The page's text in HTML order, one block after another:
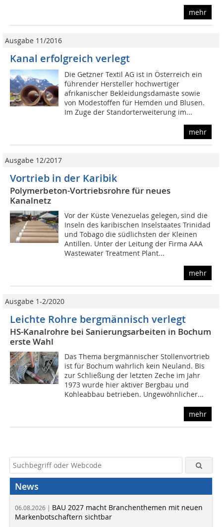
mehr
Ausgabe 11/2016
Kanal erfolgreich verlegt
Die Getzner Textil AG ist in Österreich ein
führender Hersteller hochwertiger
afrikanischer Bekleidungsdamaste sowie
von Modestoffen für Hemden und Blusen.
Im Zuge der Standorterweiterung im...
mehr
Ausgabe 12/2017
Vortrieb in der Karibik
Polymerbeton-Vortriebsrohre für neues
Kanalnetz
Vor der Küste Venezuelas gelegen, sind die
Inseln des karibischen Inselstaates Trinidad
und Tobago die südlichsten der Kleinen
Antillen. Unter der Leitung der Firma AAA
Wastewater Treatment Plant...
mehr
Ausgabe 1-2/2020
Leichte Rohre bergmännisch verlegt
HS-Kanalrohre bei Sanierungsarbeiten in Bochum
erste Wahl
Das Thema bergmännischer Stollenvortrieb
ist für Bochum wahrlich kein Neuland. Bis
zur Schließung der letzten Zeche im Jahr
1973 wurde hier aktiver Bergbau und
Kohleabbau betrieben. Ungewöhnlicher...
mehr
News
06.08.2026 | BAU 2027 macht Branchenthemen mit neuen
Markenbotschaftern sichtbar